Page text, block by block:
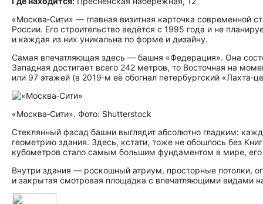
«Москва‑Сити» — главная визитная карточка современной
России. Его строительство ведётся с 1995 года и не
и каждая из них уникальна по форме и дизайну.
Самая впечатляющая здесь — башня «Федерация». Она
Западная достигает всего 242 метров, то Восточная на
или 97 этажей (в 2019‑м её обогнал петербургский
«Москва‑Сити». Фото: Shutterstock
Стеклянный фасад башни выглядит абсолютно гладким:
геометрию здания. Здесь, кстати, тоже не обошлось без
кубометров стало самым большим фундаментом в мире,
Внутри здания — роскошный атриум, просторные потолки,
и закрытая смотровая площадка с впечатляющими видами